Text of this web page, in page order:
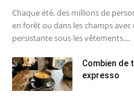
Chaque été, des millions de
en forêt ou dans les champs
persistante sous les vêtements....
Combien de
expresso